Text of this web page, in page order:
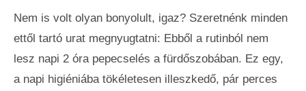
Nem is volt olyan bonyolult, igaz? Szeretnénk minden
ettől tartó urat megnyugtatni: Ebből a rutinból nem
lesz napi 2 óra pepecselés a fürdőszobában. Ez egy,
a napi higiéniába tökéletesen illeszkedő, pár perces